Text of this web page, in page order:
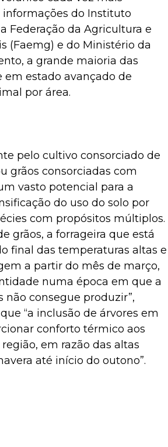
do Instituto
Federação da Agricultura e
(Faemg) e do Ministério da
a grande maioria das
estado avançado de
por área.
pelo cultivo consorciado de
grãos consorciadas com
vasto potencial para a
do uso do solo por
com propósitos múltiplos.
grãos, a forrageira que está
final das temperaturas altas e
a partir do mês de março,
numa época em que a
não consegue produzir”,
“a inclusão de árvores em
conforto térmico aos
em razão das altas
até início do outono”.